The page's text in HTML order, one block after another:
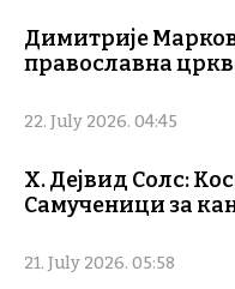
Димитрије
православна
22. July 2026. 04:45
Х. Дејвид Солс:
Самученици за
21. July 2026. 05:58